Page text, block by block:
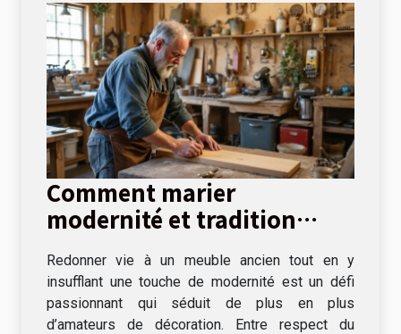
Comment marier
modernité et tradition
meubles ?
Redonner vie à un meuble ancien tout en y
insufflant une touche de modernité est un défi
passionnant qui séduit de plus en plus
d’amateurs de décoration. Entre respect du